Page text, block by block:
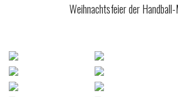
Weihnachtsfeier der